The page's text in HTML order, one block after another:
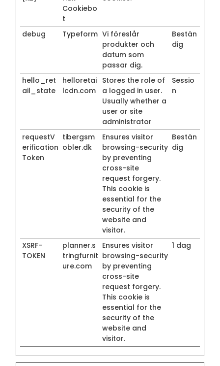
Cookiebo
t
debug Typeform Vi föreslår
produkter och
datum som
passar dig.
Bestän
dig
hello_ret
ail_state
helloretai
lcdn.com
Stores the role of
a logged in user.
Usually whether a
user or site
administrator
Sessio
n
requestV
erification
Token
tibergsm
obler.dk
Ensures visitor
browsing-security
by preventing
cross-site
request forgery.
This cookie is
essential for the
security of the
website and
visitor.
Bestän
dig
XSRF-
TOKEN
planner.s
tringfurnit
ure.com
Ensures visitor
browsing-security
by preventing
cross-site
request forgery.
This cookie is
essential for the
security of the
website and
visitor.
1 dag